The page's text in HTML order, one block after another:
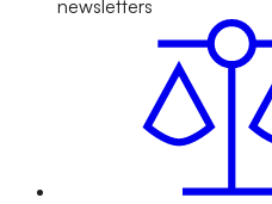
newsletters